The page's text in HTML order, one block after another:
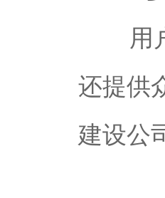
用户
还提供
建设公